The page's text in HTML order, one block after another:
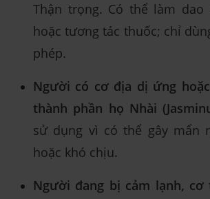
Thận trọng. Có thể làm dao
hoặc tương tác thuốc; chỉ
phép.
Người có cơ địa dị ứng
thành phần họ Nhài
sử dụng vì có thể gây mẩn
hoặc khó chịu.
Người đang bị cảm lạnh,